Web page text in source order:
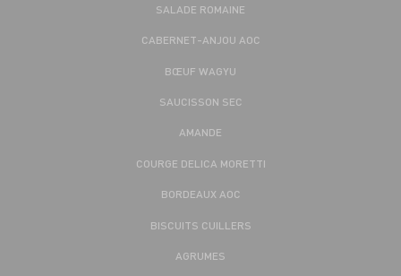
SALADE ROMAINE
CABERNET-ANJOU AOC
BŒUF WAGYU
SAUCISSON SEC
AMANDE
COURGE DELICA MORETTI
BORDEAUX AOC
BISCUITS CUILLERS
AGRUMES